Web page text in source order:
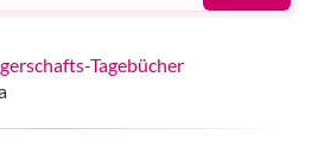
Tagebücher